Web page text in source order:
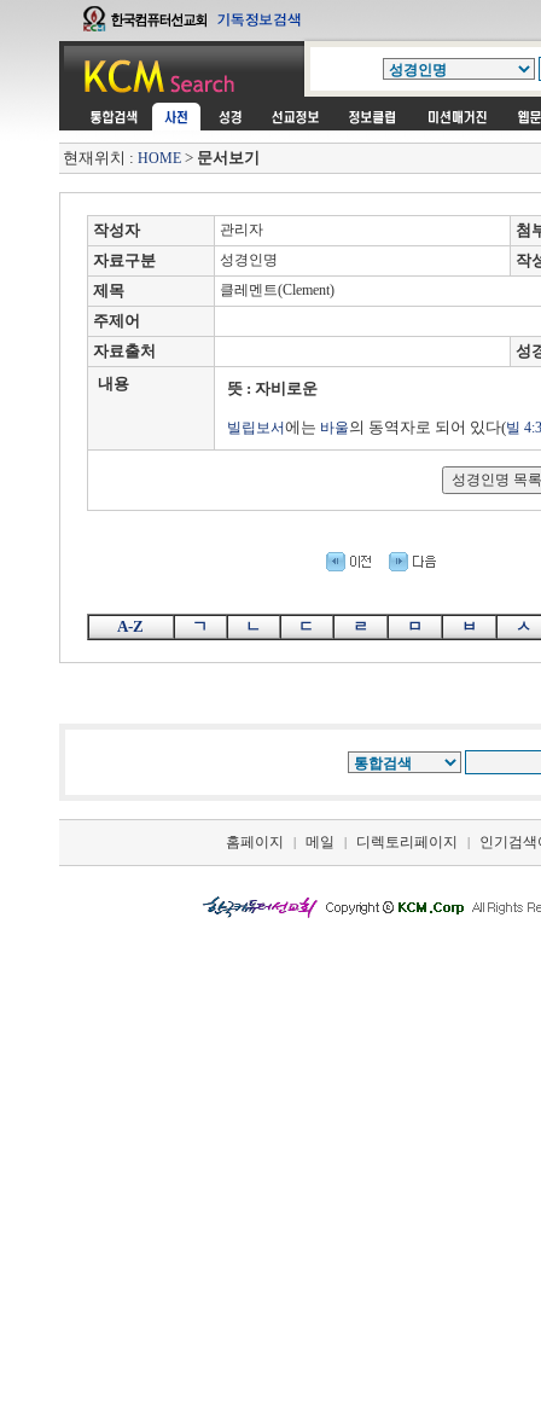
현재위치 : HOME > 문서보기
작성자 관리자
첨
자료구분
성경인명
작
제목
클레멘트(Clement)
주제어
자료출처
성
내용
뜻 : 자비로운
빌립보서에는 바울의 동역자로 되어 있다(빌 4:3
A-Z ㄱ ㄴ ㄷ ㄹ ㅁ ㅂ ㅅ
홈페이지 | 메일 | 디렉토리페이지 | 인기검색